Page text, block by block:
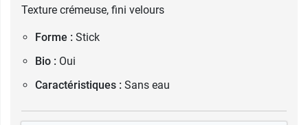
Texture crémeuse, fini velours
Forme : Stick
Bio : Oui
Caractéristiques : Sans eau